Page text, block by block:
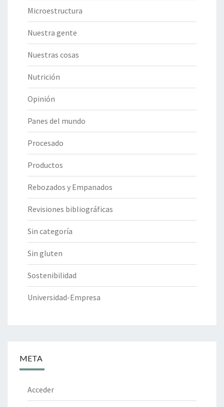
Microestructura
Nuestra gente
Nuestras cosas
Nutrición
Opinión
Panes del mundo
Procesado
Productos
Rebozados y Empanados
Revisiones bibliográficas
Sin categoría
Sin gluten
Sostenibilidad
Universidad-Empresa
META
Acceder